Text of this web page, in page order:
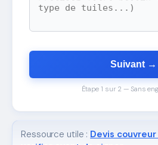
Suivant →
Étape 1 sur 2 — Sans
Ressource utile : Devis